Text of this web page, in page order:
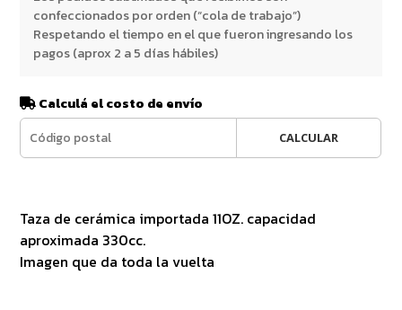
confeccionados por orden (“cola de trabajo”)
Respetando el tiempo en el que fueron ingresando los
pagos (aprox 2 a 5 días hábiles)
Calculá el costo de envío
CALCULAR
Taza de cerámica importada 11OZ. capacidad
aproximada 330cc.
Imagen que da toda la vuelta